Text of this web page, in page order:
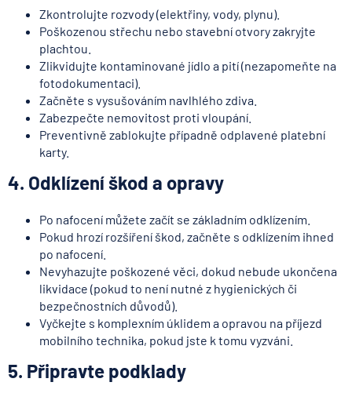
Zkontrolujte rozvody (elektřiny, vody, plynu).
Poškozenou střechu nebo stavební otvory zakryjte
plachtou.
Zlikvidujte kontaminované jídlo a pití (nezapomeňte na
fotodokumentaci).
Začněte s vysušováním navlhlého zdiva.
Zabezpečte nemovitost proti vloupání.
Preventivně zablokujte případně odplavené platební
karty.
4. Odklízení škod a opravy
Po nafocení můžete začít se základním odklízením.
Pokud hrozí rozšíření škod, začněte s odklízením ihned
po nafocení.
Nevyhazujte poškozené věci, dokud nebude ukončena
likvidace (pokud to není nutné z hygienických či
bezpečnostních důvodů).
Vyčkejte s komplexním úklidem a opravou na příjezd
mobilního technika, pokud jste k tomu vyzváni.
5. Připravte podklady